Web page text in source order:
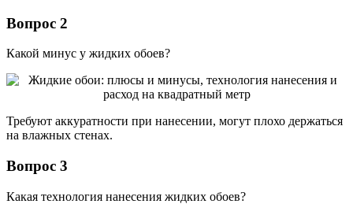
Вопрос 2
Какой минус у жидких обоев?
Требуют аккуратности при нанесении, могут плохо держаться
на влажных стенах.
Вопрос 3
Какая технология нанесения жидких обоев?